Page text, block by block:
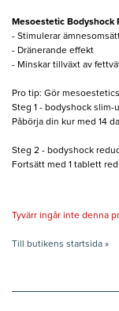
Mesoestetic Bodyshock
- Stimulerar
- Dränerande effekt
- Minskar tillväxt av
Pro tip: Gör
Steg 1 - bodyshock slim-
Påbörja din kur med 14
Steg 2 - bodyshock
Fortsätt med 1 tablett
Tyvärr ingår inte denna
Till butikens startsida »